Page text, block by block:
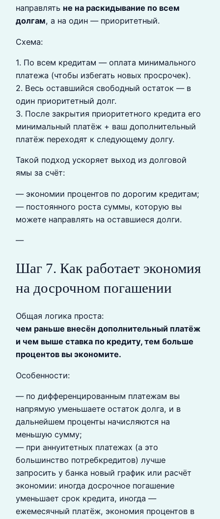
направлять не на раскидывание по всем
долгам, а на один — приоритетный.
Схема:
1. По всем кредитам — оплата минимального
платежа (чтобы избегать новых просрочек).
2. Весь оставшийся свободный остаток — в
один приоритетный долг.
3. После закрытия приоритетного кредита его
минимальный платёж + ваш дополнительный
платёж переходят к следующему долгу.
Такой подход ускоряет выход из долговой
ямы за счёт:
— экономии процентов по дорогим кредитам;
— постоянного роста суммы, которую вы
можете направлять на оставшиеся долги.
—
Шаг 7. Как работает экономия
на досрочном погашении
Общая логика проста:
чем раньше внесён дополнительный платёж
и чем выше ставка по кредиту, тем больше
процентов вы экономите.
Особенности:
— по дифференцированным платежам вы
напрямую уменьшаете остаток долга, и в
дальнейшем проценты начисляются на
меньшую сумму;
— при аннуитетных платежах (а это
большинство потребкредитов) лучше
запросить у банка новый график или расчёт
экономии: иногда досрочное погашение
уменьшает срок кредита, иногда —
ежемесячный платёж, экономия процентов в